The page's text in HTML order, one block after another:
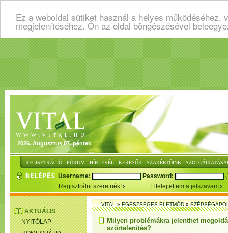
Ez a weboldal sütiket használ a helyes
megjelenítéséhez. Ön az oldal böngészésével
2026. Augusztus 07. péntek
REGISZTRÁCIÓ : FÓRUM : HÍRLEVÉL : KERESŐK : SZAKÉRTŐINK :
Username:
Password:
Regisztrálni szeretnék!
Elfelejtettem a jelszavam
AKTUÁLIS
NYITÓLAP
VITAL»EGÉSZSÉGES ÉLETMÓD»
Milyen problémákra jelenthet
szőrtelenítés?